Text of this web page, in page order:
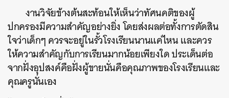
งานวิจัยข้างต้นสะท้อนให้เห็นว่าทัศนคติของผู้
ปกครองมีความสำคัญอย่างยิ่ง โดยส่งผลต่อทั้งการตัดสิน
ใจว่าเด็กๆ ควรจะอยู่ในรั้วโรงเรียนนานแค่ไหน และควร
ให้ความสำคัญกับการเรียนมากน้อยเพียงใด ประเด็นต่อ
จากฝั่งอุปสงค์คือฝั่งผู้ขายนั่นคือคุณภาพของโรงเรียนและ
คุณครูนั่นเอง